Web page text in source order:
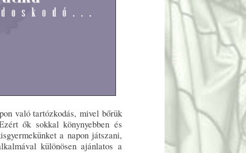
való tartózkodás, mivel bőrük
ők sokkal könynyebben és
a napon játszani,
különösen ajánlatos a